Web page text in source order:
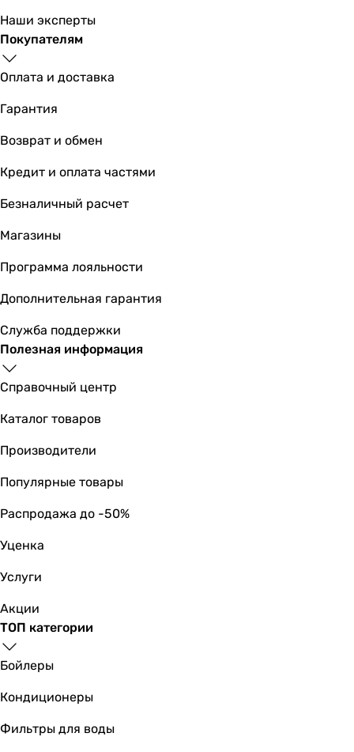
Наши эксперты
Покупателям
Оплата и доставка
Гарантия
Возврат и обмен
Кредит и оплата частями
Безналичный расчет
Магазины
Программа лояльности
Дополнительная гарантия
Служба поддержки
Полезная информация
Справочный центр
Каталог товаров
Производители
Популярные товары
Распродажа до -50%
Уценка
Услуги
Акции
ТОП категории
Бойлеры
Кондиционеры
Фильтры для воды